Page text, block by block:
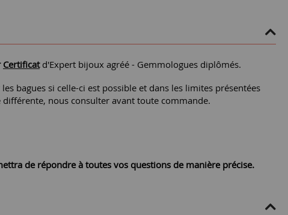
Certificatd'Expert bijoux agréé - Gemmologues diplômés.
bagues si celle-ci est possible et dans les limites présentées
nous consulter avant toute commande.
de répondre à toutes vos questions de manière précise.